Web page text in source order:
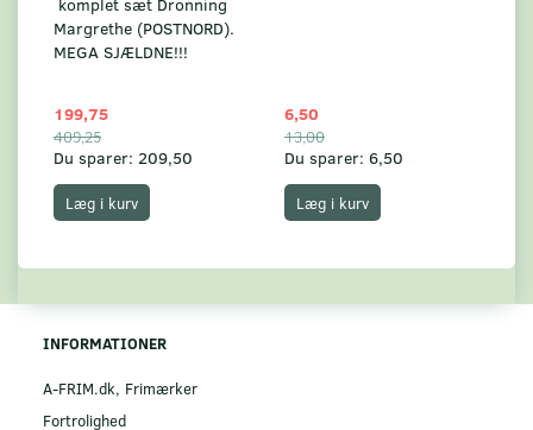
Margrethe (POSTNORD).
MEGA SJÆLDNE!!!
199,75
409,25
Du sparer: 209,50
Læg i kurv
6,50
13,00
Du sparer: 6,50
Læg i kurv
INFORMATIONER
A-FRIM.dk, Frimærker
Fortrolighed